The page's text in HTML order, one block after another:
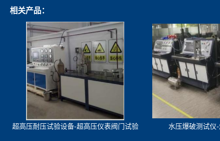
相关产品：
超高压耐压试验设备-超高压仪表阀门试验
水压爆破测试仪